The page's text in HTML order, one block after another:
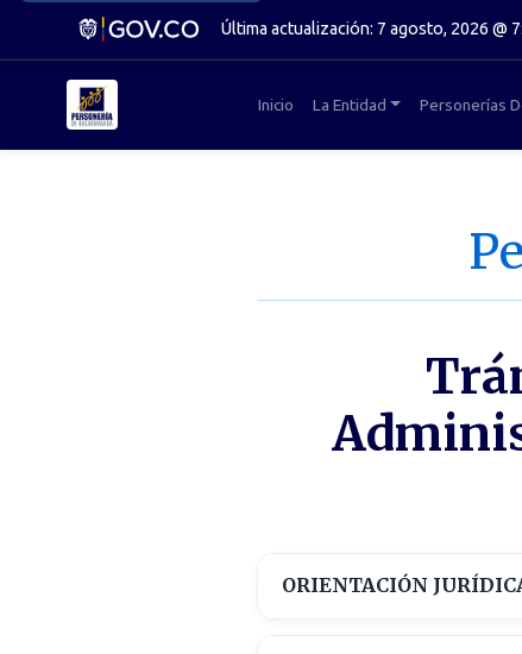
Última actualización: 7 agosto, 2026 @
Inicio La Entidad Personerías
ORIENTACIÓN